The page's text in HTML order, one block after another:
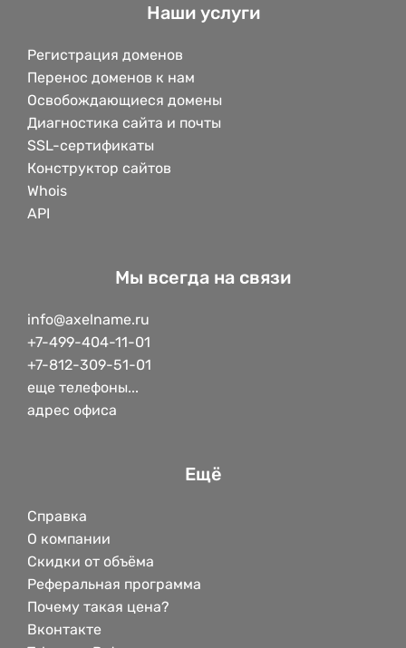
Наши услуги
Регистрация доменов
Перенос доменов к нам
Освобождающиеся домены
Диагностика сайта и почты
SSL-сертификаты
Конструктор сайтов
Whois
API
Мы всегда на связи
info@axelname.ru
+7-499-404-11-01
+7-812-309-51-01
еще телефоны...
адрес офиса
Ещё
Справка
О компании
Скидки от объёма
Реферальная программа
Почему такая цена?
Вконтакте